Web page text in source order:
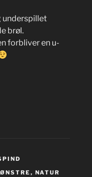
underspillet
brøl.
forbliver en u-
, NATUR